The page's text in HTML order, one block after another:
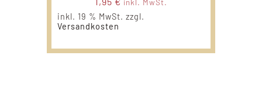
inkl. MwSt.
inkl. 19 % MwSt. zzgl.
Versandkosten